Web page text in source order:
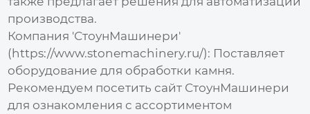
производства.
Компания 'СтоунМашинери'
(https://www.stonemachinery.ru/): Поставляет
оборудование для обработки камня.
Рекомендуем посетить сайт СтоунМашинери
для ознакомления с ассортиментом